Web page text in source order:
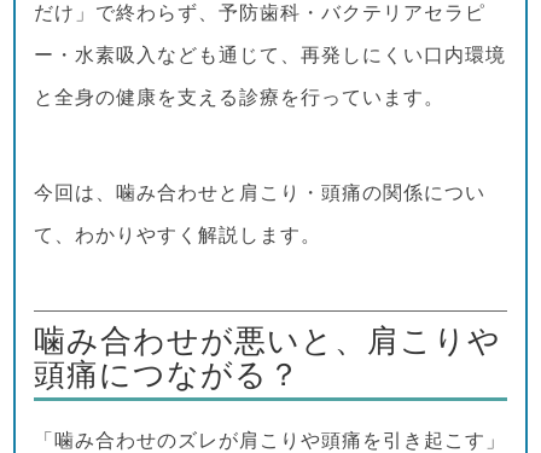
だけ」で終わらず、予防歯科・バクテリアセラピ
ー・水素吸入なども通じて、再発しにくい口内環境
と全身の健康を支える診療を行っています。
今回は、噛み合わせと肩こり・頭痛の関係につい
て、わかりやすく解説します。
噛み合わせが悪いと、肩こりや
頭痛につながる？
「噛み合わせのズレが肩こりや頭痛を引き起こす」